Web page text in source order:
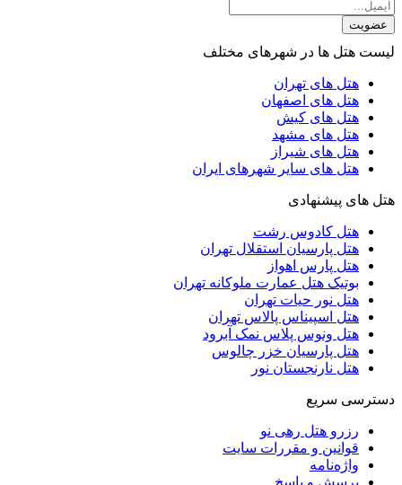
عضویت
لیست هتل ها در شهرهای مختلف
هتل های تهران
هتل های اصفهان
هتل های کیش
هتل های مشهد
هتل های شیراز
هتل های سایر شهرهای ایران
هتل های پیشنهادی
هتل کادوس رشت
هتل پارسیان استقلال تهران
هتل پارس اهواز
بوتیک هتل عمارت ملوکانه تهران
هتل نور حیات تهران
هتل اسپیناس پالاس تهران
هتل ونوس پلاس نمک آبرود
هتل پارسیان خزر چالوس
هتل نارنجستان نور
دسترسی سریع
رزرو هتل رهی نو
قوانین و مقررات سایت
واژه‌نامه